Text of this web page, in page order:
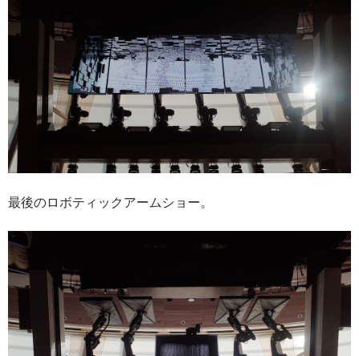
最後のロボティックアームショー。